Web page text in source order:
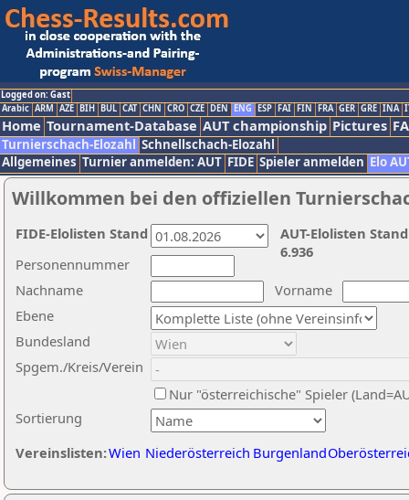
Logged on: Gast
Arabic ARM AZE BIH BUL CAT CHN CRO CZE DEN ENG ESP FAI FIN FRA GER GRE INA
Home Tournament-Database AUT championship Pictures
Turnierschach-Elozahl Schnellschach-Elozahl
Allgemeines Turnier anmelden: AUT FIDE Spieler anmelden Elo
Willkommen bei den offiziellen
Nachname
Vorname
Ebene
Sortierung
Personennummer
Bundesland
Spgem./Kreis/Verein
Nur "österreichische" Spieler
Vereinslisten:Wien Niederösterreich Burgenland
AUT-Elolisten
6.936
FIDE-Elolisten Stand